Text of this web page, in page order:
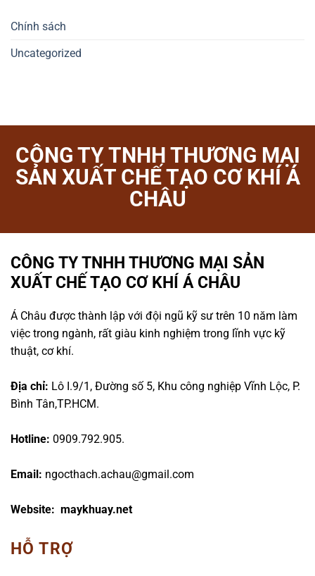
Chính sách
Uncategorized
CÔNG TY TNHH THƯƠNG MẠI
SẢN XUẤT CHẾ TẠO CƠ KHÍ Á
CHÂU
CÔNG TY TNHH THƯƠNG MẠI SẢN
XUẤT CHẾ TẠO CƠ KHÍ Á CHÂU
Á Châu được thành lập với đội ngũ kỹ sư trên 10 năm làm
việc trong ngành, rất giàu kinh nghiệm trong lĩnh vực kỹ
thuật, cơ khí.
Địa chỉ: Lô I.9/1, Đường số 5, Khu công nghiệp Vĩnh Lộc, P.
Bình Tân,TP.HCM.
Hotline: 0909.792.905.
Email: ngocthach.achau@gmail.com
Website: maykhuay.net
HỖ TRỢ